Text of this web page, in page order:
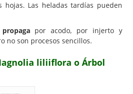
hojas. Las heladas tardías pueden
propagapor acodo, por injerto y
no son procesos sencillos.
liliiflora o Árbol